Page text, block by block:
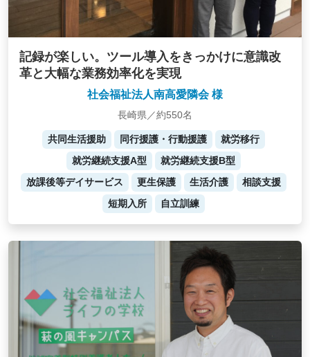
記録が楽しい。ツール導入をきっかけに意識改
革と大幅な業務効率化を実現
社会福祉法人南高愛隣会 様
長崎県／約550名
共同生活援助 同行援護・行動援護
就労移行
就労継続支援A型
就労継続支援B型
放課後等デイサービス
更生保護 生活介護
相談支援
短期入所
自立訓練